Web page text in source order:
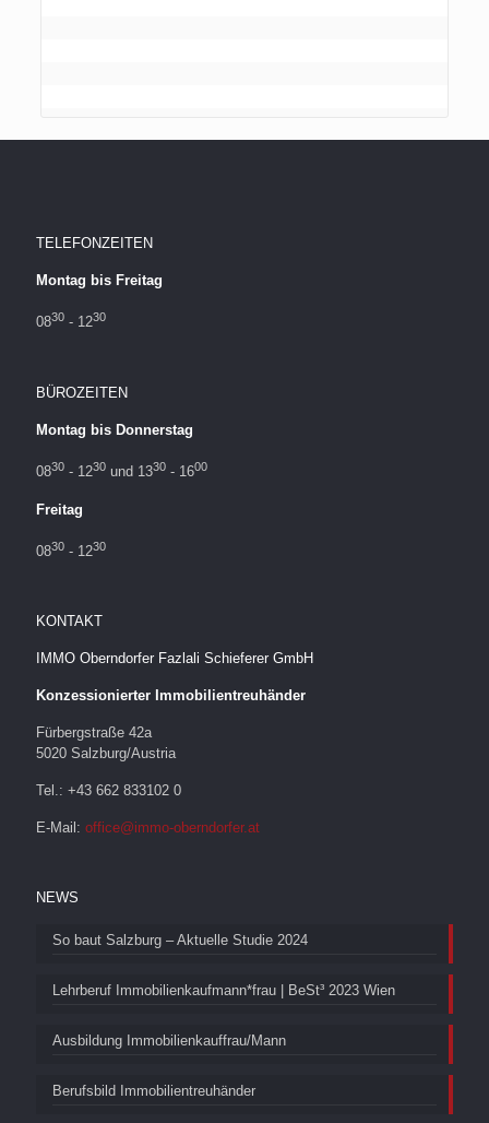
TELEFONZEITEN
Montag bis Freitag
0830 - 1230
BÜROZEITEN
Montag bis Donnerstag
0830 - 1230 und 1330 - 1600
Freitag
0830 - 1230
KONTAKT
IMMO Oberndorfer Fazlali Schieferer GmbH
Konzessionierter Immobilientreuhänder
Fürbergstraße 42a
5020 Salzburg/Austria
Tel.: +43 662 833102 0
E-Mail: office@immo-oberndorfer.at
NEWS
So baut Salzburg – Aktuelle Studie 2024
Lehrberuf Immobilienkaufmann*frau | BeSt³ 2023 Wien
Ausbildung Immobilienkauffrau/Mann
Berufsbild Immobilientreuhänder